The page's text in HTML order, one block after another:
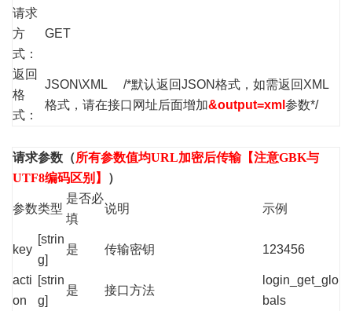
请求
方
式：
GET
返回
格
式：
JSON\XML /*默认返回JSON格式，如需返回XML
格式，请在接口网址后面增加&output=xml 参数*/
请求参数（所有参数值均URL加密后传输【注意GBK与
UTF8编码区别】
）
参数类型
是否必
填
说明 示例
key
[strin
g]
是 传输密钥 123456
acti
on
[strin
g]
是 接口方法
login_get_glo
bals